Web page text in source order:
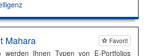
Favorit
Mahara
werden Ihnen Typen von E-Portfolios